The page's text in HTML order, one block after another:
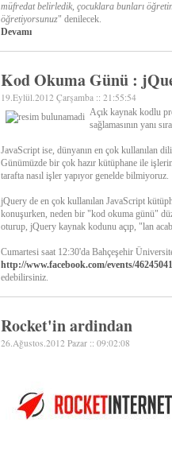
müfredat belirledik, çocuklara bunları
öğretiyorsunuz" denilecek.
Devamı
Kod Okuma Günü :
19.Eylül.2012 Çarşamba :: 21:55:54
Açık kaynak kodlu
sağlamasının yanı
JavaScript ise, dünyanın en çok kullanılan
Günümüzde bir çok hazır kütüphane ile
tarafta nasıl işler yapıyor genelde bilmiyoruz.
jQuery de en çok kullanılan JavaScript
konuşurken, neden bir "kod okuma günü"
oturup, jQuery kaynak kodunu açıp, "lan
Cumartesi saat 12:30'da Bahçeşehir
http://www.facebook.com/events/
edebilirsiniz.
Rocket'in ardindan
26.Ağustos.2012 Pazar :: 09:02:08